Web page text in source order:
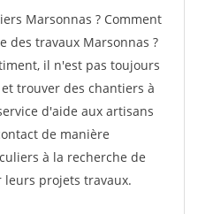
Marsonnas ? Comment
des travaux Marsonnas ?
il n'est pas toujours
trouver des chantiers à
d'aide aux artisans
de manière
à la recherche de
projets travaux.